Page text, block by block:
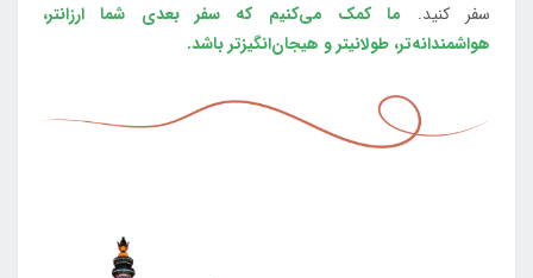
سفر کنید. ما کمک می‌کنیم که سفر بعدی شما ارزانتر،
هواشمندانه‌تر، طولانی‎تر و هیجان‌انگیزتر باشد.